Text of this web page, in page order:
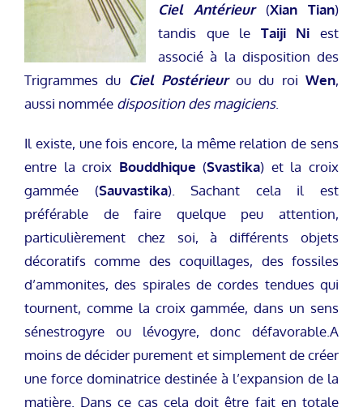
Ciel Antérieur(Xian Tian)
tandis que le Taiji Ni est
associé à la disposition des
Trigrammes du Ciel Postérieurou du roiWen,
aussi nommée disposition des magiciens.
Il existe, une fois encore, la même relation de sens
entre la croix Bouddhique (Svastika) et la croix
gammée (Sauvastika). Sachant cela il est
préférable de faire quelque peu attention,
particulièrement chez soi, à différents objets
décoratifs comme des coquillages, des fossiles
d’ammonites, des spirales de cordes tendues qui
tournent, comme la croix gammée, dans un sens
sénestrogyre ou lévogyre, donc défavorable.A
moins de décider purement et simplement de créer
une force dominatrice destinée à l’expansion de la
matière. Dans ce cas cela doit être fait en totale